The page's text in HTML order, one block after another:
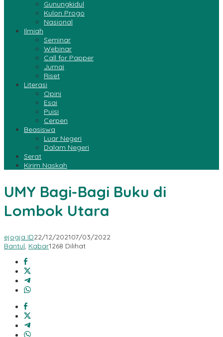
Gunungkidul
Kulon Progo
Nasional
Ilmiah
Seminar
Webinar
Call for Papper
Jurnai
Riset
Literasi
Opini
Esai
Puisi
Cerpen
Beasiswa
Luar Negeri
Dalam Negeri
Serat
Kirim Naskah
UMY Bagi-Bagi Buku di
Lombok Utara
ejogja ID22/12/202107/03/2022
Bantul, Kabar1268 Dilihat